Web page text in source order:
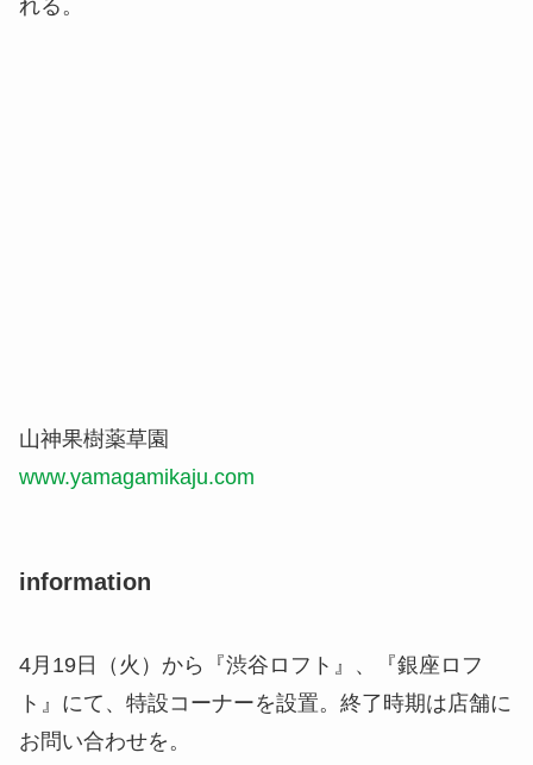
れる。
山神果樹薬草園
www.yamagamikaju.com
information
4月19日（火）から『渋谷ロフト』、『銀座ロフ
ト』にて、特設コーナーを設置。終了時期は店舗に
お問い合わせを。